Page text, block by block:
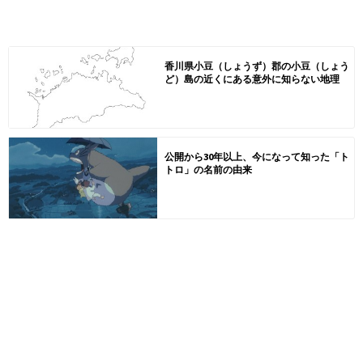
香川県小豆（しょうず）郡の小豆（しょう
ど）島の近くにある意外に知らない地理
公開から30年以上、今になって知った「ト
トロ」の名前の由来